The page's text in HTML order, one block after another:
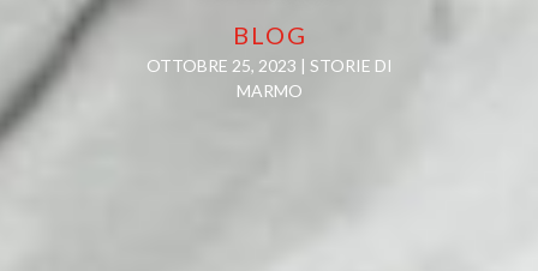
BLOG
OTTOBRE 25, 2023 | STORIE DI
MARMO